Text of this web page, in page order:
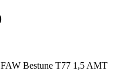
Bestune T77 1,5 AMT